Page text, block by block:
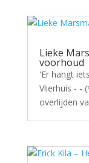
Lieke
voorhoud
'Er hangt
Vlierhuis - -
overlijden